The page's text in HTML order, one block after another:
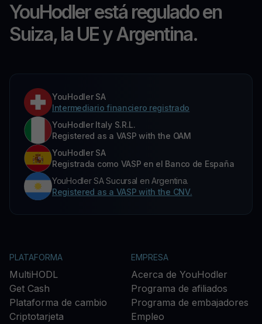
YouHodler está regulado en
Suiza, la UE y Argentina.
YouHodler SA
Intermediario financiero registrado
YouHodler Italy S.R.L.
Registered as a VASP with the OAM
YouHodler SA
Registrada como VASP en el Banco de España
YouHodler SA Sucursal en Argentina.
Registered as a VASP with the CNV.
PLATAFORMA
MultiHODL
Get Cash
Plataforma de cambio
Criptotarjeta
EMPRESA
Acerca de YouHodler
Programa de afiliados
Programa de embajadores
Empleo